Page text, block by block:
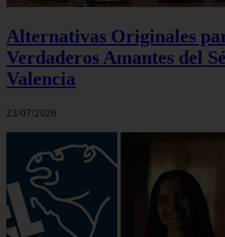
Alternativas Originales
Verdaderos Amantes del
Valencia
23/07/2026